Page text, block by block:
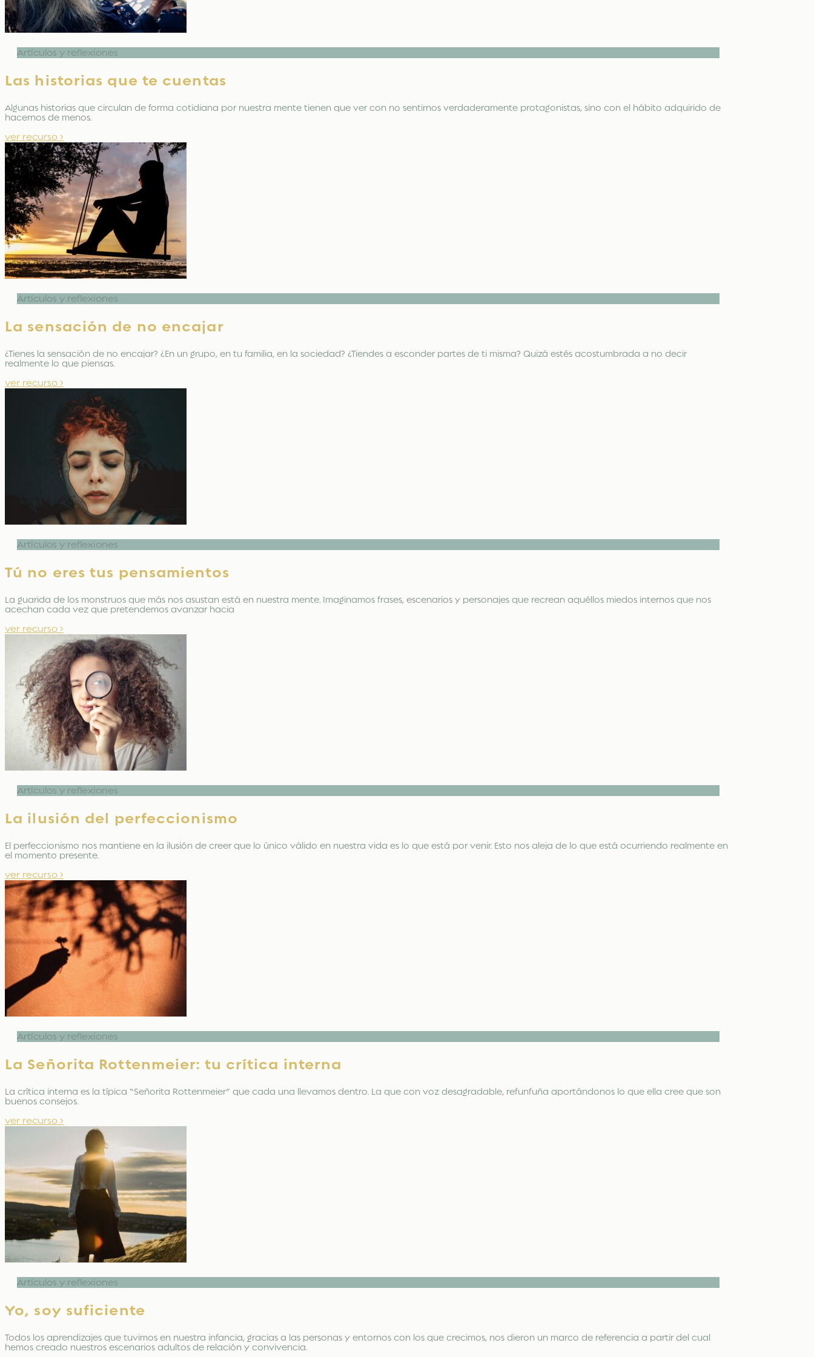
Artículos y reflexiones
Las historias que te cuentas
Algunas historias que circulan de forma cotidiana por nuestra mente tienen que ver con no sentirnos verdaderamente protagonistas, sino con el hábito adquirido de
hacernos de menos.
ver recurso >
Artículos y reflexiones
La sensación de no encajar
¿Tienes la sensación de no encajar? ¿En un grupo, en tu familia, en la sociedad? ¿Tiendes a esconder partes de ti misma? Quizá estés acostumbrada a no decir
realmente lo que piensas.
ver recurso >
Artículos y reflexiones
Tú no eres tus pensamientos
La guarida de los monstruos que más nos asustan está en nuestra mente. Imaginamos frases, escenarios y personajes que recrean aquéllos miedos internos que nos
acechan cada vez que pretendemos avanzar hacia
ver recurso >
Artículos y reflexiones
La ilusión del perfeccionismo
El perfeccionismo nos mantiene en la ilusión de creer que lo único válido en nuestra vida es lo que está por venir. Esto nos aleja de lo que está ocurriendo realmente en
el momento presente.
ver recurso >
Artículos y reflexiones
La Señorita Rottenmeier: tu crítica interna
La crítica interna es la típica “Señorita Rottenmeier” que cada una llevamos dentro. La que con voz desagradable, refunfuña aportándonos lo que ella cree que son
buenos consejos.
ver recurso >
Artículos y reflexiones
Yo, soy suficiente
Todos los aprendizajes que tuvimos en nuestra infancia, gracias a las personas y entornos con los que crecimos, nos dieron un marco de referencia a partir del cual
hemos creado nuestros escenarios adultos de relación y convivencia.